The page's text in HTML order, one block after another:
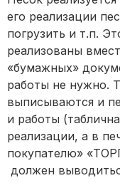
его реализации
погрузить и т.п.
реализованы
«бумажных»
работы не нужно.
выписываются и
и работы
реализации, а в
покупателю»
должен